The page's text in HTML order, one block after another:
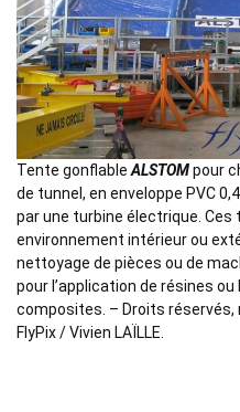
Tente gonflableALSTOMpour
de tunnel, en enveloppe PVC
par une turbine électrique. Ces
environnement intérieur ou
nettoyage de pièces ou de
pour l’application de résines
composites. – Droits
FlyPix / Vivien LAÏLLE.